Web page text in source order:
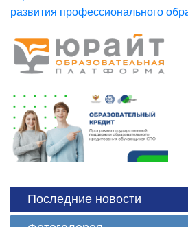
развития профессионального
Последние новости